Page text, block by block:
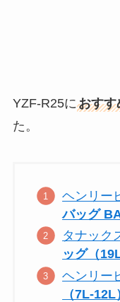
YZF-R25におすす
た。
ヘンリー
バッグ
タナック
ッグ（
ヘンリー
（7L-12L